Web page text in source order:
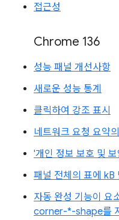
접근성
Chrome 136
성능 패널 개선사항
새로운 성능 통계
클릭하여 강조 표시
네트워크 요청 요약
'개인 정보 보호 및
패널 전체의 표에 kB
자동 완성 기능이
corner-*-shape를